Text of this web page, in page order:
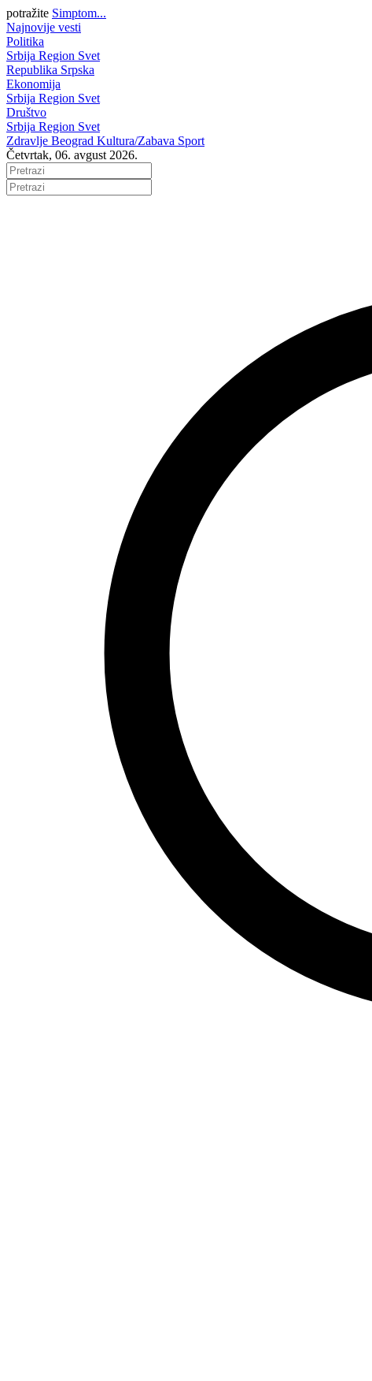
potražite Simptom...
Najnovije vesti
Politika
Srbija Region Svet
Republika Srpska
Ekonomija
Srbija Region Svet
Društvo
Srbija Region Svet
Zdravlje Beograd Kultura/Zabava Sport
Četvrtak, 06. avgust 2026.